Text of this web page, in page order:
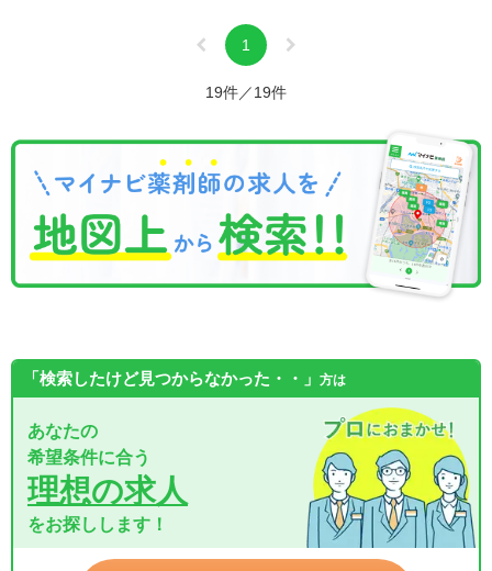
1
19件／19件
「検索したけど見つからなかった・・」 方は
あなたの
希望条件に合う
理想の求人
をお探しします！